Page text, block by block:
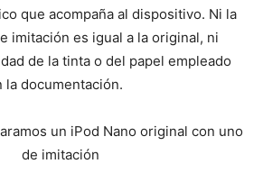
que acompaña al dispositivo. Ni la
imitación es igual a la original, ni
de la tinta o del papel empleado
documentación.